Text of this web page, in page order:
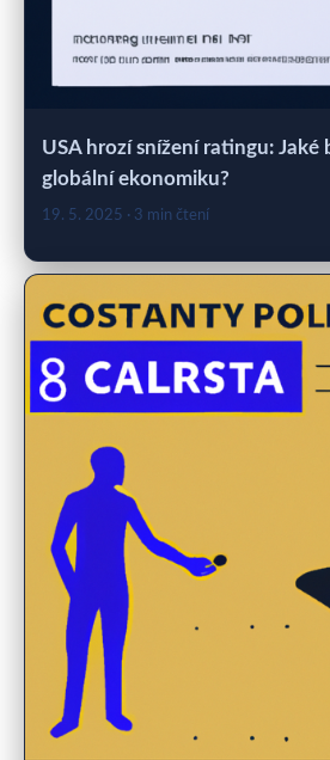
USA hrozí snížení ratingu: Jaké
globální ekonomiku?
19. 5. 2025 · 3 min čtení